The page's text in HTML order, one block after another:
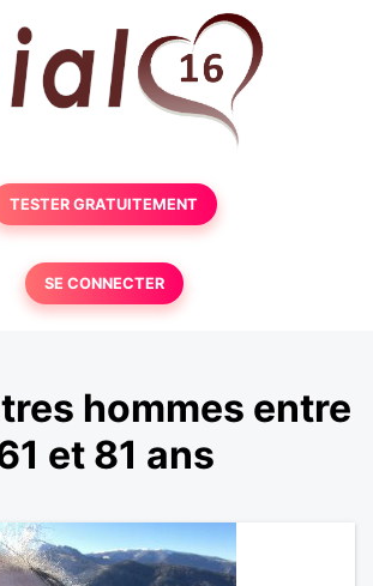
TESTER GRATUITEMENT
SE CONNECTER
hommes entre
et 81 ans